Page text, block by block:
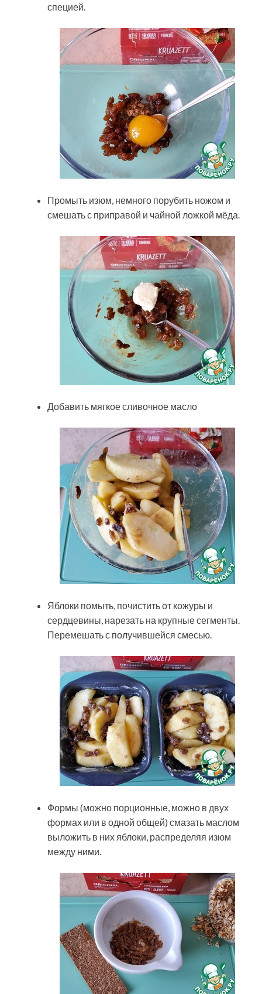
специей.
Промыть изюм, немного порубить ножом и
смешать с приправой и чайной ложкой мёда.
Добавить мягкое сливочное масло
Яблоки помыть, почистить от кожуры и
сердцевины, нарезать на крупные сегменты.
Перемешать с получившейся смесью.
Формы (можно порционные, можно в двух
формах или в одной общей) смазать маслом
выложить в них яблоки, распределяя изюм
между ними.